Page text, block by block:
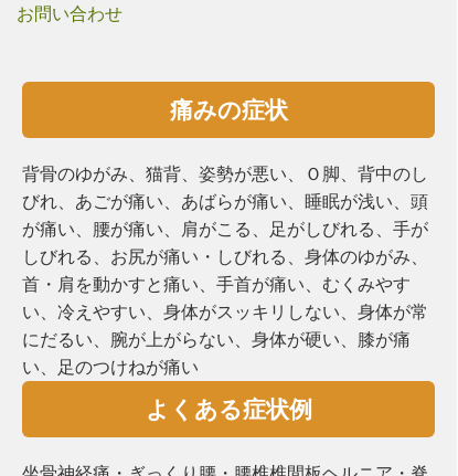
お問い合わせ
痛みの症状
背骨のゆがみ、猫背、姿勢が悪い、Ｏ脚、背中のし
びれ、あごが痛い、あばらが痛い、睡眠が浅い、頭
が痛い、腰が痛い、肩がこる、⾜がしびれる、手が
しびれる、お尻が痛い・しびれる、⾝体のゆがみ、
首・肩を動かすと痛い、手首が痛い、むくみやす
い、冷えやすい、⾝体がスッキリしない、⾝体が常
にだるい、腕が上がらない、⾝体が硬い、膝が痛
い、⾜のつけねが痛い
よくある症状例